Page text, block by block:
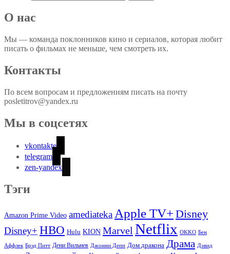
О нас
Мы — команда поклонников кино и сериалов, которая любит
писать о фильмах не меньше, чем смотреть их.
Контакты
По всем вопросам и предложениям писать на почту
posletitrov@yandex.ru
Мы в соцсетях
vkontakte
telegram
zen-yandex
Тэги
Amazon Prime Video amediateka Apple TV+ Disney
Disney+ HBO Hulu KION Marvel Netflix OKKO Бен
Аффлек Брэд Питт Дени Вильнев Джонни Депп Дом дракона Драма Дэвид